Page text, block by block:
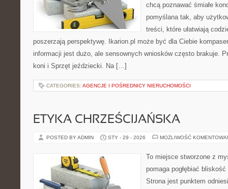
chcą poznawać śmiałe
pomyślana tak, aby
treści, które ułatwiają
poszerzają perspektywę. Ikarion.pl może być dla Ciebie
informacji jest dużo, ale sensownych wniosków często brakuje.
koni i Sprzęt jeździecki. Na […]
CATEGORIES: AGENCJE I POŚREDNICY NIERUCHOMOŚCI
ETYKA CHRZEŚCIJAŃSKA
POSTED BY ADMIN STY - 29 - 2026 MOŻLIWOŚĆ
To miejsce stworzone z
pomaga pogłębiać
Strona jest punktem